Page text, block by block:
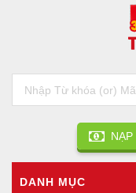
NẠP
DANH MỤC